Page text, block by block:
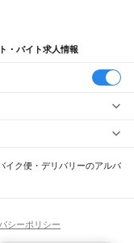
・バイト求人情報
越谷市蕨市戸田市
イク便・デリバリーのアルバ
シーポリシー